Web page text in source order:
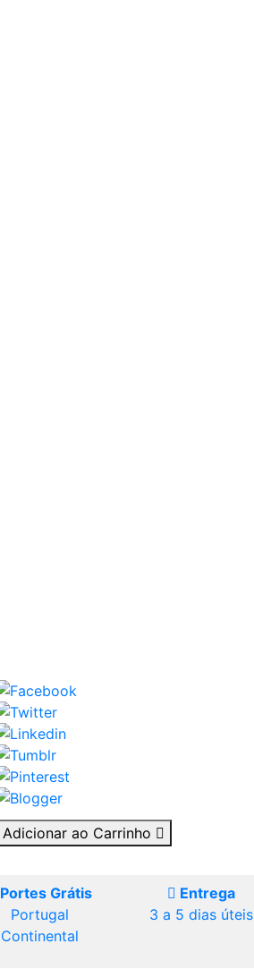
Adicionar ao Carrinho
Portes Grátis
Portugal
Continental
Entrega
3 a 5 dias úteis